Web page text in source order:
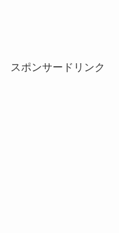
スポンサードリンク